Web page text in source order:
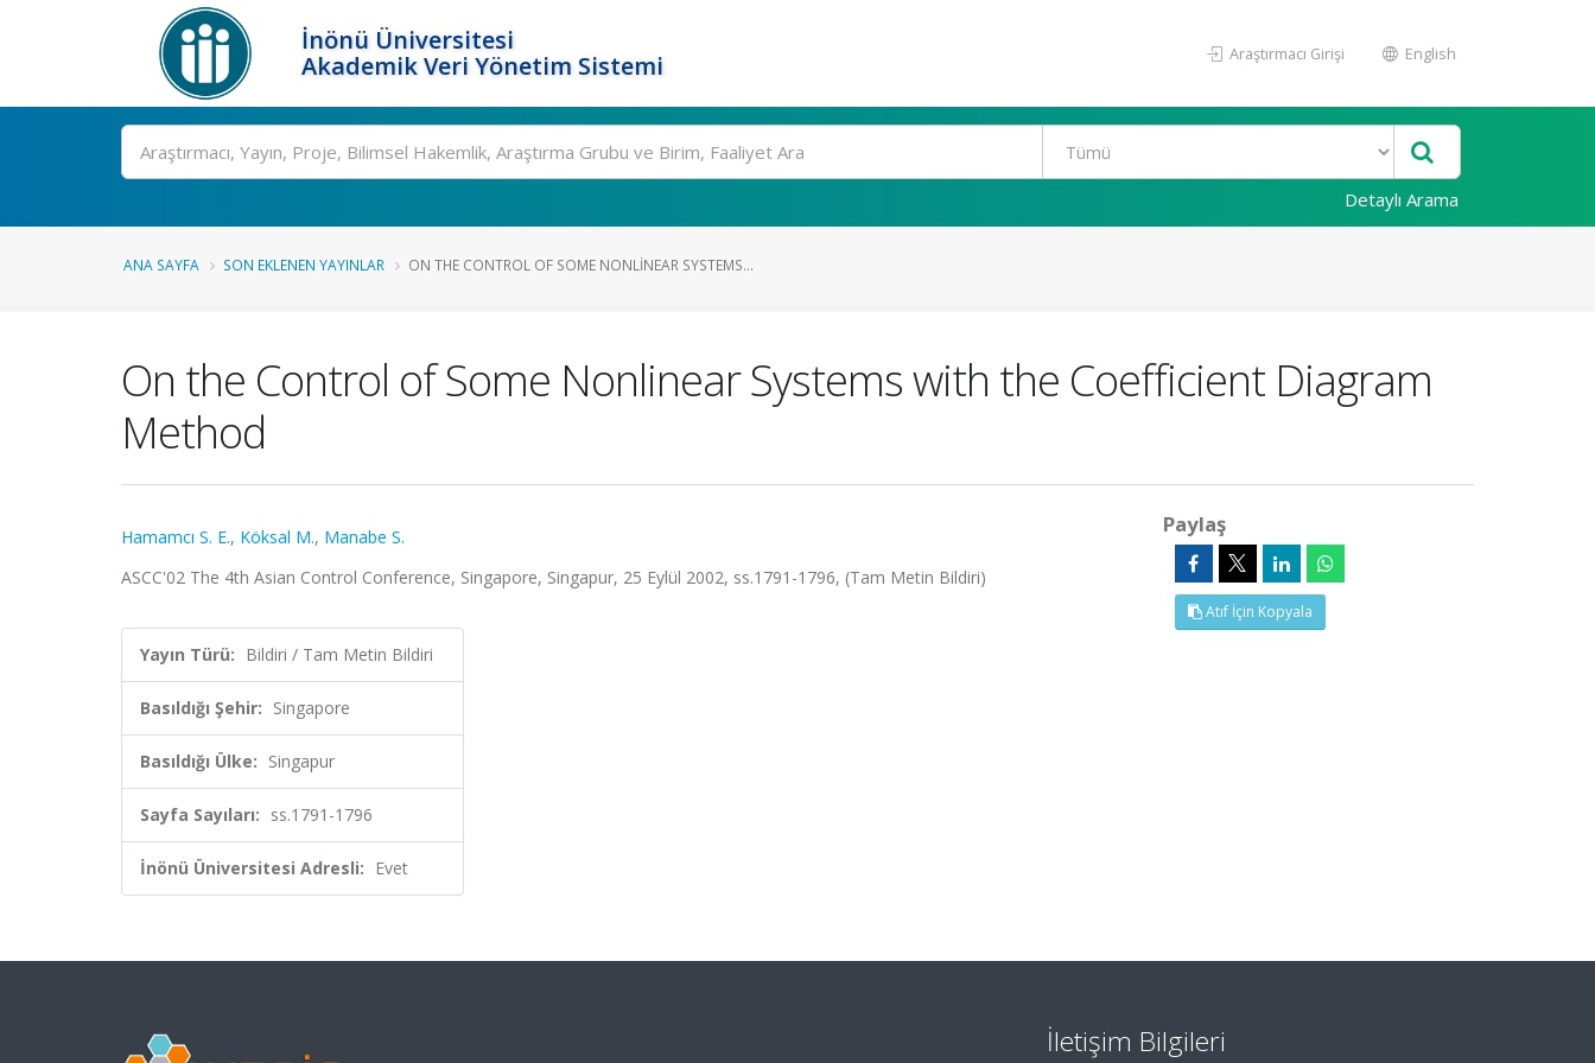
İnönü Üniversitesi
Akademik Veri Yönetim Sistemi
Araştırmacı Girişi English
Ara
Detaylı Arama
ANA SAYFA SON EKLENEN YAYINLAR ON THE CONTROL OF SOME NONLINEAR SYSTEMS...
On the Control of Some Nonlinear Systems with the Coefficient Diagram
Method
Hamamcı S. E., Köksal M., Manabe S.
ASCC'02 The 4th Asian Control Conference, Singapore, Singapur, 25 Eylül 2002, ss.1791-1796, (Tam Metin Bildiri)
Yayın Türü: Bildiri / Tam Metin Bildiri
Basıldığı Şehir: Singapore
Basıldığı Ülke: Singapur
Sayfa Sayıları: ss.1791-1796
İnönü Üniversitesi Adresli: Evet
Paylaş
Atıf İçin Kopyala
İletişim Bilgileri